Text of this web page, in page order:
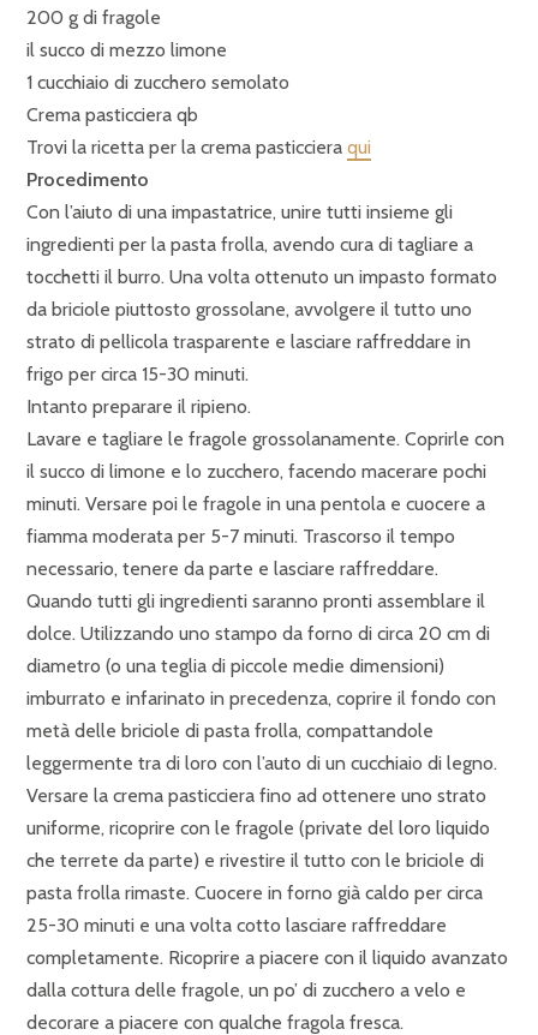
200 g di fragole
il succo di mezzo limone
1 cucchiaio di zucchero semolato
Crema pasticciera qb
Trovi la ricetta per la crema pasticciera qui
Procedimento
Con l’aiuto di una impastatrice, unire tutti insieme gli
ingredienti per la pasta frolla, avendo cura di tagliare a
tocchetti il burro. Una volta ottenuto un impasto formato
da briciole piuttosto grossolane, avvolgere il tutto uno
strato di pellicola trasparente e lasciare raffreddare in
frigo per circa 15-30 minuti.
Intanto preparare il ripieno.
Lavare e tagliare le fragole grossolanamente. Coprirle con
il succo di limone e lo zucchero, facendo macerare pochi
minuti. Versare poi le fragole in una pentola e cuocere a
fiamma moderata per 5-7 minuti. Trascorso il tempo
necessario, tenere da parte e lasciare raffreddare.
Quando tutti gli ingredienti saranno pronti assemblare il
dolce. Utilizzando uno stampo da forno di circa 20 cm di
diametro (o una teglia di piccole medie dimensioni)
imburrato e infarinato in precedenza, coprire il fondo con
metà delle briciole di pasta frolla, compattandole
leggermente tra di loro con l’auto di un cucchiaio di legno.
Versare la crema pasticciera fino ad ottenere uno strato
uniforme, ricoprire con le fragole (private del loro liquido
che terrete da parte) e rivestire il tutto con le briciole di
pasta frolla rimaste. Cuocere in forno già caldo per circa
25-30 minuti e una volta cotto lasciare raffreddare
completamente. Ricoprire a piacere con il liquido avanzato
dalla cottura delle fragole, un po’ di zucchero a velo e
decorare a piacere con qualche fragola fresca.